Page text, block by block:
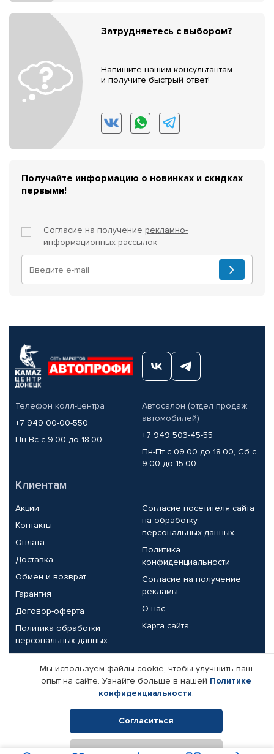
Затрудняетесь с выбором?
Напишите нашим консультантам
и получите быстрый ответ!
Получайте информацию о новинках и скидках
первыми!
Согласие на получение рекламно-
информационных рассылок
Телефон колл-центра
+7 949 00-00-550
Пн-Вс с 9.00 до 18.00
Автосалон (отдел продаж
автомобилей)
+7 949 503-45-55
Пн-Пт с 09.00 до 18.00, Сб с
9.00 до 15.00
Клиентам
Акции
Контакты
Оплата
Доставка
Обмен и возврат
Гарантия
Договор-оферта
Политика обработки
персональных данных
Согласие посетителя сайта
на обработку
персональных данных
Политика
конфиденциальности
Согласие на получение
рекламы
О нас
Карта сайта
Партнерам
Корпоративным клиентам
Поставщикам
Реквизиты компании
Мы используем файлы cookie, чтобы улучшить ваш
опыт на сайте. Узнайте больше в нашей Политике
конфиденциальности.
Согласиться
Отклонить